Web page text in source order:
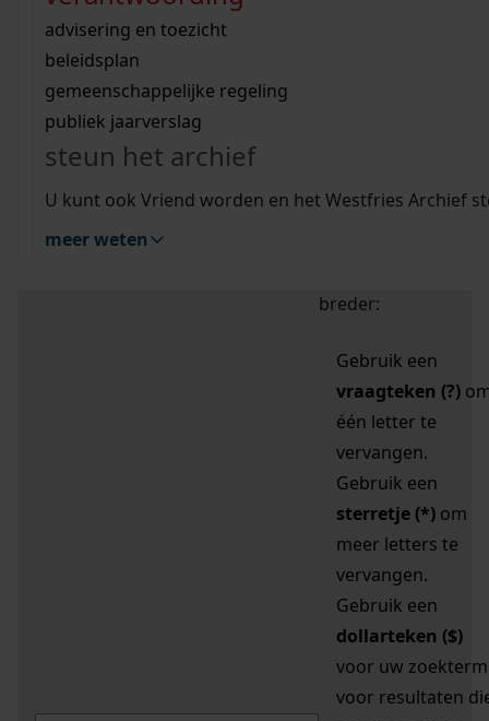
bouwvergunningen
omgevingsvergunningen
vergunningen
beeld en geluid
uitleg nodig?
Wij helpen u op weg met een aantal zoektips.
bekijk alle zoektips
Wij helpen u op weg met een aantal zoektips.
bekijk alle zoektips
bekijk ons geschiedenislokaal
advisering en toezicht
beleidsplan
gemeenschappelijke regeling
publiek jaarverslag
steun het archief
U kunt ook Vriend worden en het Westfries Archief
meer weten
zoektips
Mijn Studiezaal (inloggen)
uw zoekopdracht te
breder:
Gebruik een
vraagteken (?)
één letter te
vervangen.
Gebruik een
sterretje (*) om
meer letters te
vervangen.
Gebruik een
dollarteken ($)
voor uw zoekterm
voor resultaten